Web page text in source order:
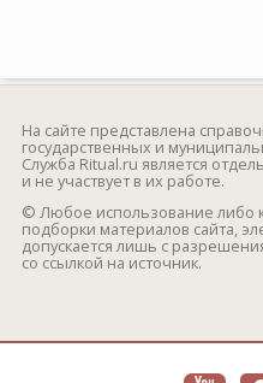
На сайте представлена
государственных и
Служба Ritual.ru является
и не участвует в их работе.
© Любое использование либо
подборки материалов сайта,
допускается лишь с
со ссылкой на источник.